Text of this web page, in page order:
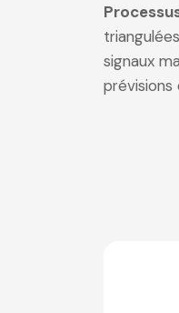
signaux
prévisions